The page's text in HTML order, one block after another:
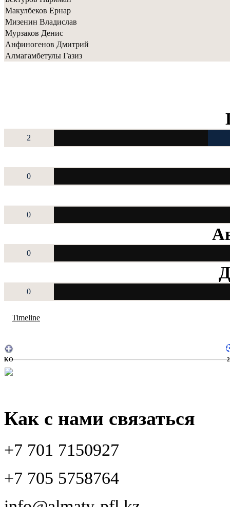
Макулбеков Ернар
Мизенин Владислав
Мурзаков Денис
Анфиногенов Дмитрий
Алмагамбетулы Газиз
2
0
0
0
0
Timeline
KO
Как с нами связаться
+7 701 7150927
+7 705 5758764